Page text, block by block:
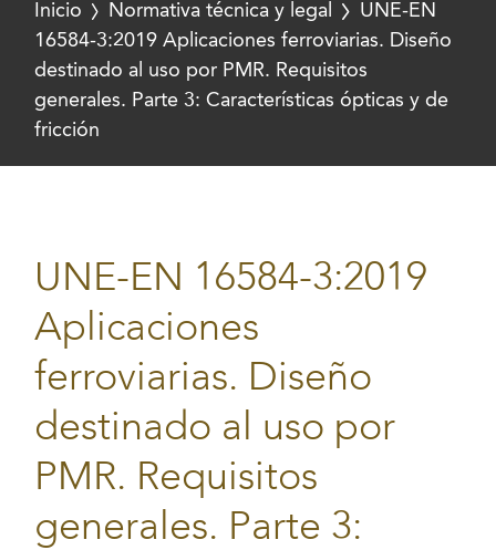
Inicio Normativa técnica y legal
UNE-EN
16584-3:2019 Aplicaciones ferroviarias. Diseño
destinado al uso por PMR. Requisitos
generales. Parte 3: Características ópticas y de
fricción
UNE-EN 16584-3:2019
Aplicaciones
ferroviarias. Diseño
destinado al uso por
PMR. Requisitos
generales. Parte 3: